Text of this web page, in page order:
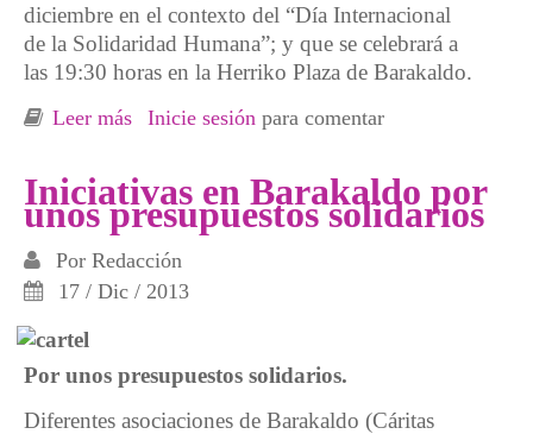
diciembre en el contexto del “Día Internacional
de la Solidaridad Humana”; y que se celebrará a
las 19:30 horas en la Herriko Plaza de Barakaldo.
Leer más sobre Grupos sociales de Barakaldo presentan
Inicie sesión para comentar
Iniciativas en Barakaldo por
unos presupuestos solidarios
Por Redacción
17 / Dic / 2013
Por unos presupuestos solidarios.
Diferentes asociaciones de Barakaldo (Cáritas